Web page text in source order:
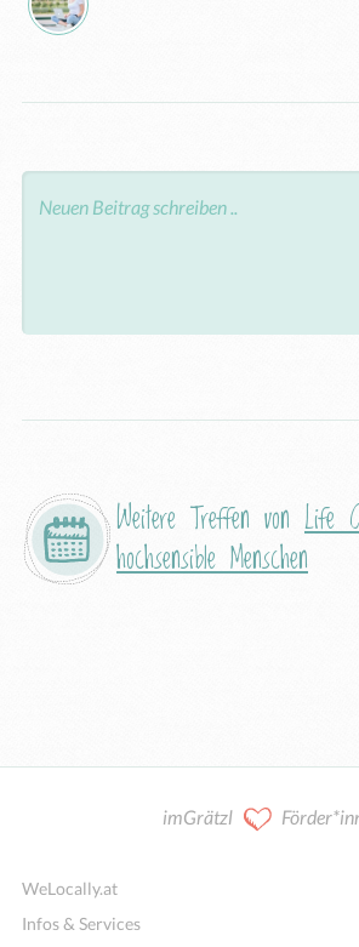
Weitere Treffen von Life
hochsensible Menschen
imGrätzl
WeLocally.at
Infos & Services